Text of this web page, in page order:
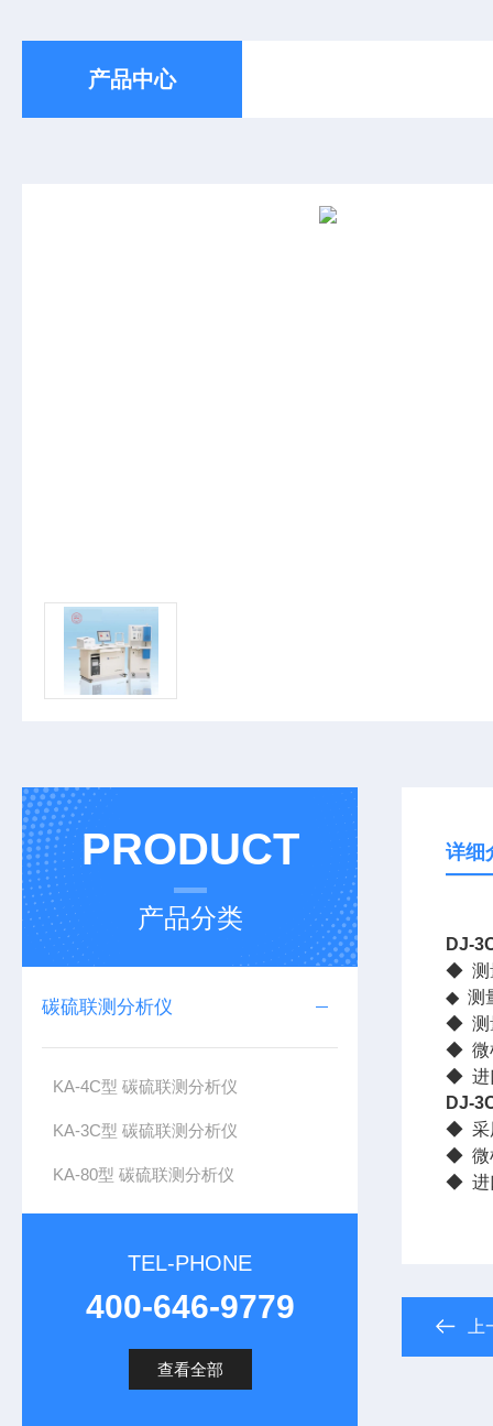
产品中心
PRODUCT
产品分类
碳硫联测分析仪
KA-4C型 碳硫联测分析仪
KA-3C型 碳硫联测分析仪
KA-80型 碳硫联测分析仪
TEL-PHONE
400-646-9779
查看全部
详细
DJ-
◆ 测
◆ 测
◆ 测
◆ 微
◆ 进
DJ-
◆ 采
◆ 微
◆ 进